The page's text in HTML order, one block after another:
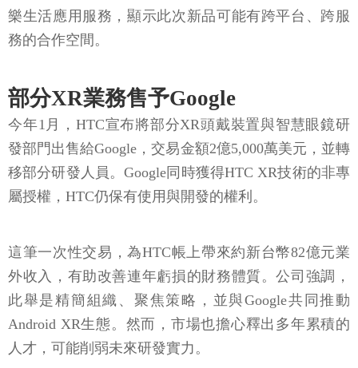
樂生活應用服務，顯示此次新品可能有跨平台、跨服
務的合作空間。
部分XR業務售予Google
今年1月，HTC宣布將部分XR頭戴裝置與智慧眼鏡研
發部門出售給Google，交易金額2億5,000萬美元，並轉
移部分研發人員。Google同時獲得HTC XR技術的非專
屬授權，HTC仍保有使用與開發的權利。
這筆一次性交易，為HTC帳上帶來約新台幣82億元業
外收入，有助改善連年虧損的財務體質。公司強調，
此舉是精簡組織、聚焦策略，並與Google共同推動
Android XR生態。然而，市場也擔心釋出多年累積的
人才，可能削弱未來研發實力。